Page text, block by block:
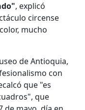
, explicó
circense
mucho
de Antioquia,
con
que "es
que